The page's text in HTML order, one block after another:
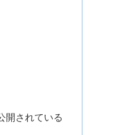
開されている